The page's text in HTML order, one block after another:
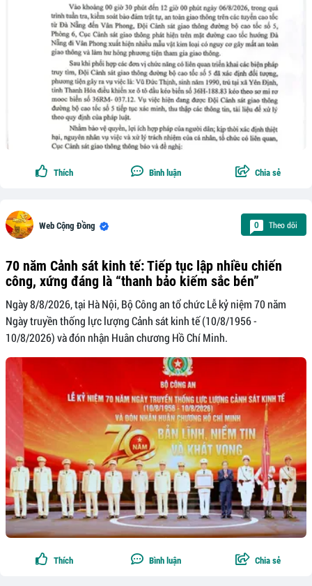
Thích Bình luận Chia sẻ
Web Cộng Đồng 0 Theo dõi
70 năm Cảnh sát kinh tế: Tiếp tục lập nhiều chiến
công, xứng đáng là “thanh bảo kiếm sắc bén”
Ngày 8/8/2026, tại Hà Nội, Bộ Công an tổ chức Lễ kỷ niệm 70 năm
Ngày truyền thống lực lượng Cảnh sát kinh tế (10/8/1956 -
10/8/2026) và đón nhận Huân chương Hồ Chí Minh.
Thích Bình luận Chia sẻ